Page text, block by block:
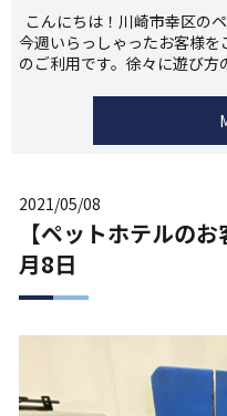
こんにちは！川崎市幸区の
今週いらっしゃったお客様
のご利用です。徐々に遊び
2021/05/08
【ペットホテルの
月8日